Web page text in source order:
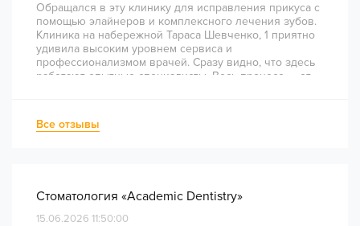
Обращался в эту клинику для исправления прикуса с
помощью элайнеров и комплексного лечения зубов.
Клиника на набережной Тараса Шевченко, 1 приятно
удивила высоким уровнем сервиса и
профессионализмом врачей. Сразу видно, что здесь
работают опытные специалисты. Весь процесс — от
непростое перелечивание каналов прошло
комфортно и безболезненно. Рекомендую всем, кто
Все отзывы
Стоматология «Academic Dentistry»
15.06.2026 11:50:00